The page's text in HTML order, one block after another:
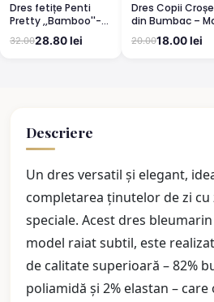
Dres fetițe Penti
Pretty ,,Bamboo''-
mat, opac, culoare
alb
32.0028.80 lei
Dres Copii
din Bumbac –
Elegant și
Confortabil
20.0018.00 lei
Descriere
Un dres versatil și elegant,
completarea ținutelor de zi cu
speciale. Acest dres
model raiat subtil, este
de calitate superioară – 82%
poliamidă și 2% elastan –